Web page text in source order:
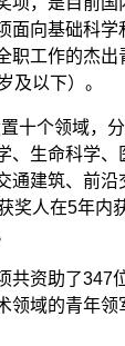
面向基础科
职工作的杰
及以下）。
十个领域，
、生命科学
通建筑、前
奖人在5年内
资助了347
领域的青年领